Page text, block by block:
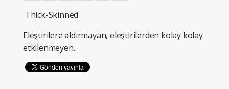
Thick-Skinned
Eleştirilere aldırmayan, eleştirilerden kolay kolay
etkilenmeyen.